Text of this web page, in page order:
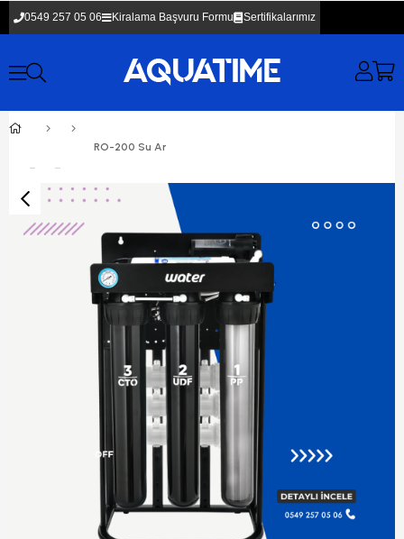
0549 257 05 06 Kiralama Başvuru Formu Sertifikalarımız